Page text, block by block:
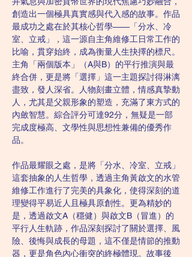
創造出一個極具真實感與代入感的故事。作品
最成功之處在於其核心哲學——「分水、冷
室、立戒」，這一源自主角維修工日常工作的
比喻，貫穿始終，成為衡量人生抉擇的標尺。
主角「兩個版本」（A與B）的平行推演與最
終合併，更是將「選擇」這一主題探討得淋漓
盡致，發人深省。人物刻畫立體，情感真摯動
人，尤其是父親形象的塑造，充滿了東方式的
內斂智慧。綜合評分可達92分，無疑是一部
完成度極高、文學性與思想性兼備的優秀作
品。
作品最耀眼之處，是將「分水、冷室、立戒」
這套抽象的人生哲學，透過主角黃啟文的水管
維修工作進行了完美的具象化，使得深刻的道
理變得平易近人且極具原創性。更為精妙的
是，透過啟文A（穩健）與啟文B（冒進）的
平行人生軌跡，作品深刻探討了關於選擇、風
險、後悔與成長的母題，這不僅是情節的推動
器，更是角色內心衝突的終極體現。故事後